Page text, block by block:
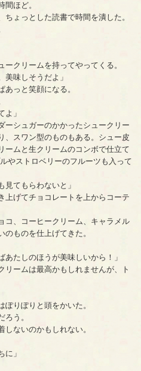
ほど。
ょっとした読書で時間を潰した。
クリームを持ってやってくる。
美味しそうだよ」
っと笑顔になる。
よ」
シュガーのかかったシュークリー
、スワン型のものもある。シュー皮
ームと生クリームのコンボで仕立て
やストロベリーのフルーツも入って
見てもらわないと」
げてチョコレートを上からコーテ
、コーヒークリーム、キャラメル
ものを仕上げてきた。
あたしのほうが美味しいから！」
リームは最高かもしれませんが、ト
りぽりと頭をかいた。
う。
ないのかもしれない。
に」